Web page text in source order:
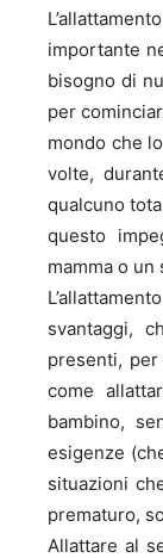
importante
bisogno di
per
mondo che
volte,
qualcuno
questo
mamma o
svantaggi,
presenti,
come
bambino,
esigenze
situazioni
prematuro,
Allattare al